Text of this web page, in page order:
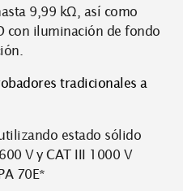
9,99 kΩ, así como
con iluminación de fondo
tradicionales a
estado sólido
V y CAT III 1000 V
70E*